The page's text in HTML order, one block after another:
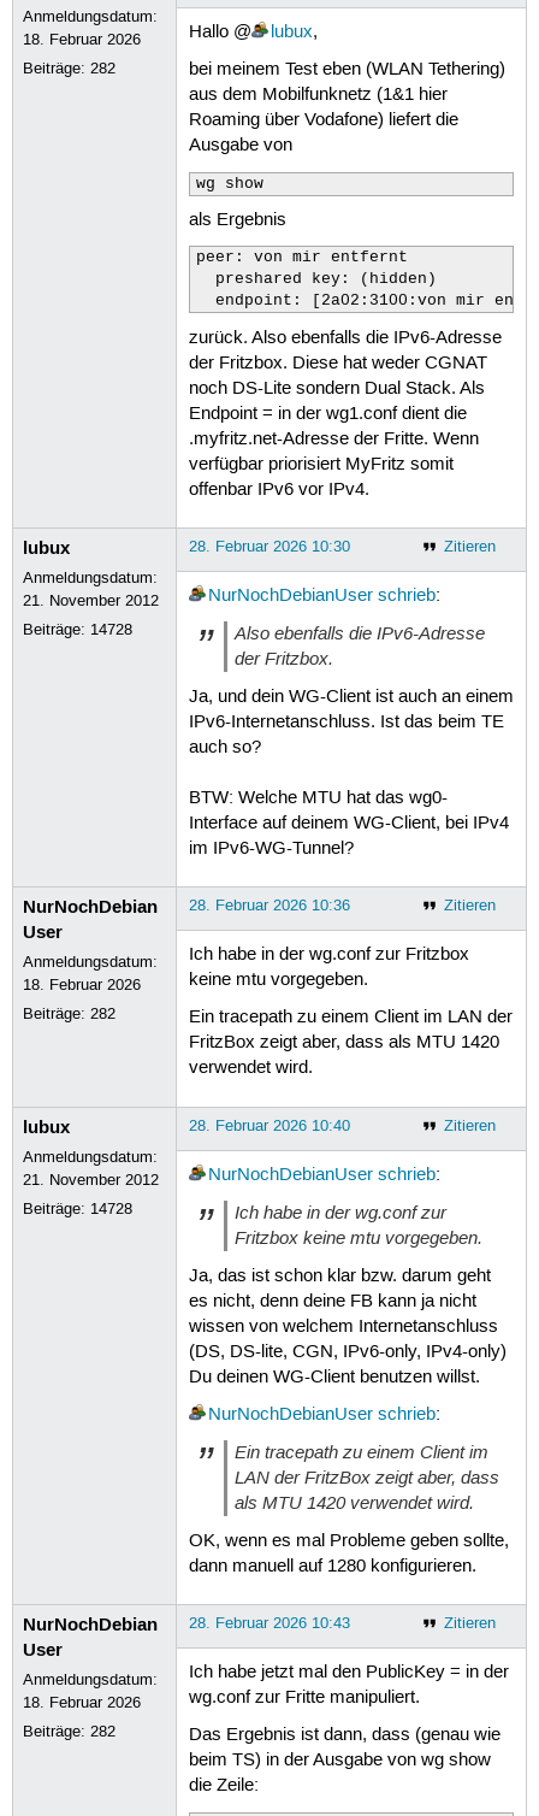
Anmeldungsdatum:
18. Februar 2026
Beiträge:282
Hallo @ lubux,
bei meinem Test eben (WLAN Tethering)
aus dem Mobilfunknetz (1&1 hier
Roaming über Vodafone) liefert die
Ausgabe von
wg show
als Ergebnis
peer: von mir entfernt
  preshared key: (hidden)
endpoint: [2a02:3100:von mir
zurück. Also ebenfalls die IPv6-Adresse
der Fritzbox. Diese hat weder CGNAT
noch DS-Lite sondern Dual Stack. Als
Endpoint = in der wg1.conf dient die
.myfritz.net-Adresse der Fritte. Wenn
verfügbar priorisiert MyFritz somit
offenbar IPv6 vor IPv4.
lubux
Anmeldungsdatum:
21. November 2012
Beiträge: 14728
Zitieren
28. Februar 2026 10:30
NurNochDebianUser schrieb:
Also ebenfalls die IPv6-Adresse
der Fritzbox.
Ja, und dein WG-Client ist auch an einem
IPv6-Internetanschluss. Ist das beim TE
auch so?
BTW: Welche MTU hat das wg0-
Interface auf deinem WG-Client, bei IPv4
im IPv6-WG-Tunnel?
NurNochDebian
User
Anmeldungsdatum:
18. Februar 2026
Beiträge:282
Zitieren
28. Februar 2026 10:36
Ich habe in der wg.conf zur Fritzbox
keine mtu vorgegeben.
Ein tracepath zu einem Client im LAN der
FritzBox zeigt aber, dass als MTU 1420
verwendet wird.
lubux
Anmeldungsdatum:
21. November 2012
Beiträge: 14728
Zitieren
28. Februar 2026 10:40
NurNochDebianUser schrieb:
Ich habe in der wg.conf zur
Fritzbox keine mtu vorgegeben.
Ja, das ist schon klar bzw. darum geht
es nicht, denn deine FB kann ja nicht
wissen von welchem Internetanschluss
(DS, DS-lite, CGN, IPv6-only, IPv4-only)
Du deinen WG-Client benutzen willst.
NurNochDebianUser schrieb:
Ein tracepath zu einem Client im
LAN der FritzBox zeigt aber, dass
als MTU 1420 verwendet wird.
OK, wenn es mal Probleme geben sollte,
dann manuell auf 1280 konfigurieren.
NurNochDebian
User
Anmeldungsdatum:
18. Februar 2026
Beiträge:282
Zitieren
28. Februar 2026 10:43
Ich habe jetzt mal den PublicKey = in der
wg.conf zur Fritte manipuliert.
Das Ergebnis ist dann, dass (genau wie
beim TS) in der Ausgabe von wg show
die Zeile: